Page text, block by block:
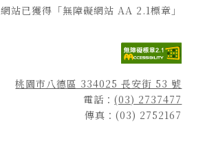
網站已獲得「無障礙網站 AA 2.1標章」
桃園市八德區 334025 長安街 53 號
電話：(03) 2737477
傳真：(03) 2752167